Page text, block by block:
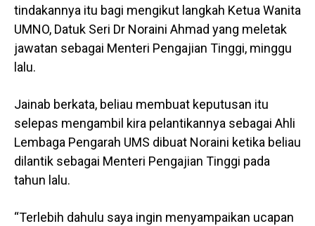
tindakannya itu bagi mengikut langkah Ketua Wanita
UMNO, Datuk Seri Dr Noraini Ahmad yang meletak
jawatan sebagai Menteri Pengajian Tinggi, minggu
lalu.
Jainab berkata, beliau membuat keputusan itu
selepas mengambil kira pelantikannya sebagai Ahli
Lembaga Pengarah UMS dibuat Noraini ketika beliau
dilantik sebagai Menteri Pengajian Tinggi pada
tahun lalu.
“Terlebih dahulu saya ingin menyampaikan ucapan